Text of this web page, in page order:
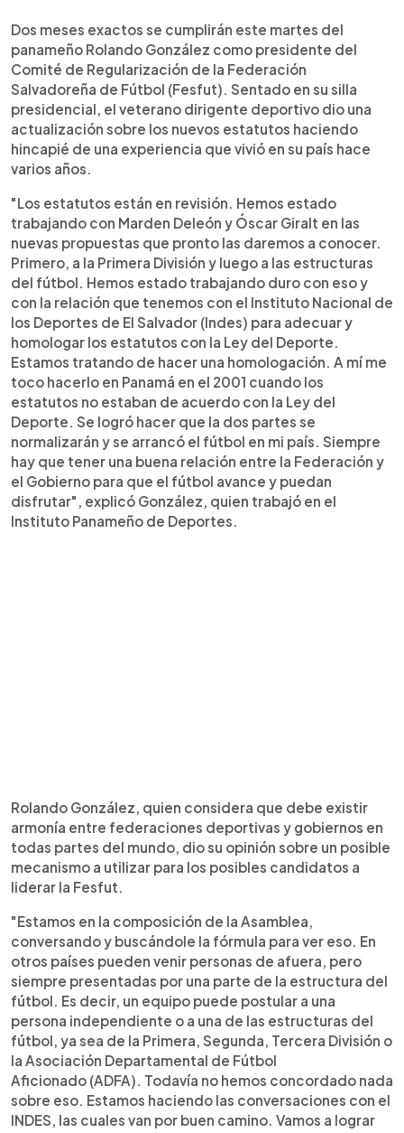
Escuchar artículo
Dos meses exactos se cumplirán este martes del
panameño Rolando González como presidente del
Comité de Regularización de la Federación
Salvadoreña de Fútbol (Fesfut). Sentado en su silla
presidencial, el veterano dirigente deportivo dio una
actualización sobre los nuevos estatutos haciendo
hincapié de una experiencia que vivió en su país hace
varios años.
"Los estatutos están en revisión. Hemos estado
trabajando con Marden Deleón y Óscar Giralt en las
nuevas propuestas que pronto las daremos a conocer.
Primero, a la Primera División y luego a las estructuras
del fútbol. Hemos estado trabajando duro con eso y
con la relación que tenemos con el Instituto Nacional de
los Deportes de El Salvador (Indes) para adecuar y
homologar los estatutos con la Ley del Deporte.
Estamos tratando de hacer una homologación. A mí me
toco hacerlo en Panamá en el 2001 cuando los
estatutos no estaban de acuerdo con la Ley del
Deporte. Se logró hacer que la dos partes se
normalizarán y se arrancó el fútbol en mi país. Siempre
hay que tener una buena relación entre la Federación y
el Gobierno para que el fútbol avance y puedan
disfrutar", explicó González, quien trabajó en el
Instituto Panameño de Deportes.
Rolando González, quien considera que debe existir
armonía entre federaciones deportivas y gobiernos en
todas partes del mundo, dio su opinión sobre un posible
mecanismo a utilizar para los posibles candidatos a
liderar la Fesfut.
"Estamos en la composición de la Asamblea,
conversando y buscándole la fórmula para ver eso. En
otros países pueden venir personas de afuera, pero
siempre presentadas por una parte de la estructura del
fútbol. Es decir, un equipo puede postular a una
persona independiente o a una de las estructuras del
fútbol, ya sea de la Primera, Segunda, Tercera División o
la Asociación Departamental de Fútbol
Aficionado (ADFA). Todavía no hemos concordado nada
sobre eso. Estamos haciendo las conversaciones con el
INDES, las cuales van por buen camino. Vamos a lograr